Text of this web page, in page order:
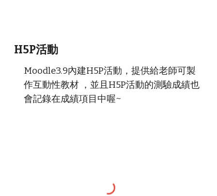
H5P活動
Moodle3.9內建H5P活動，提供給老師可製
作互動性教材 ，並且H5P活動的測驗成績也
會記錄在成績項目中喔~